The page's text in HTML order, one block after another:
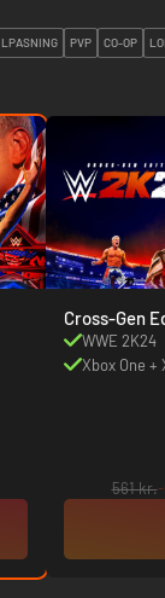
PVP CO-OP
Cross-Gen
WWE 2K24
Xbox One +
561 kr.